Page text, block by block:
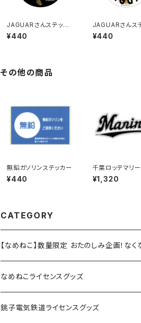
JAGUARさんステッカ
ー（2023-1）
¥440
JAGUARさんス
ー（2023-2）
¥440
その他の商品
無鉛ガソリンステッカー
¥440
千葉ロッテマリ
テッカー16（特大
¥1,320
CATEGORY
【なめねこ】数量限定 おたのしみ企画！な
なめねこライセンスグッズ
Tシャツ
銚子電気鉄道ライセンスグッズ